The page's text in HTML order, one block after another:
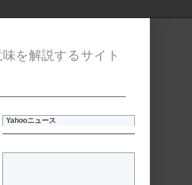
を解説するサイト
Yahooニュース